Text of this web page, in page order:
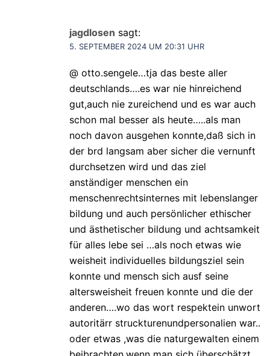
jagdlosen sagt:
5. SEPTEMBER 2024 UM 20:31 UHR
@ otto.sengele…tja das beste aller
deutschlands….es war nie hinreichend
gut,auch nie zureichend und es war auch
schon mal besser als heute…..als man
noch davon ausgehen konnte,daß sich in
der brd langsam aber sicher die vernunft
durchsetzen wird und das ziel
anständiger menschen ein
menschenrechtsinternes mit lebenslanger
bildung und auch persönlicher ethischer
und ästhetischer bildung und achtsamkeit
für alles lebe sei …als noch etwas wie
weisheit individuelles bildungsziel sein
konnte und mensch sich ausf seine
altersweisheit freuen konnte und die der
anderen….wo das wort respektein unwort
autoritärr struckturenundpersonalien war..
oder etwas ,was die naturgewalten einem